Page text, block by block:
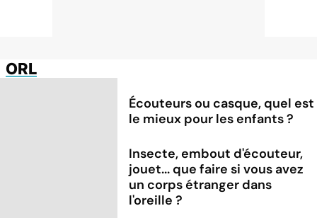
ORL
Écouteurs ou casque, quel est
le mieux pour les enfants ?
Insecte, embout d'écouteur,
jouet... que faire si vous avez
un corps étranger dans
l'oreille ?